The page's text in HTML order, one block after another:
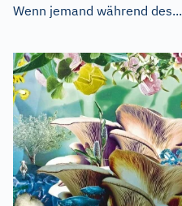
Wenn jemand während des...